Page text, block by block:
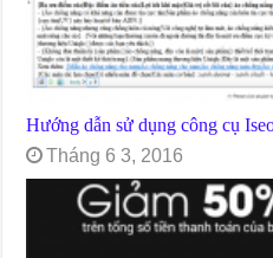
Hướng dẫn sử dụng công cụ
Tháng 6 3, 2016